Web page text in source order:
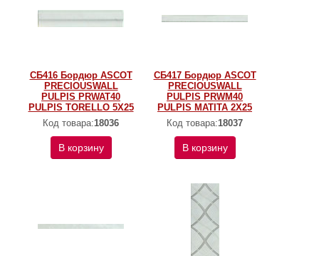
СБ416 Бордюр ASCOT
PRECIOUSWALL
PULPIS PRWAT40
PULPIS TORELLO 5X25
Код товара:18036
В корзину
СБ417 Бордюр ASCOT
PRECIOUSWALL
PULPIS PRWM40
PULPIS MATITA 2X25
Код товара:18037
В корзину